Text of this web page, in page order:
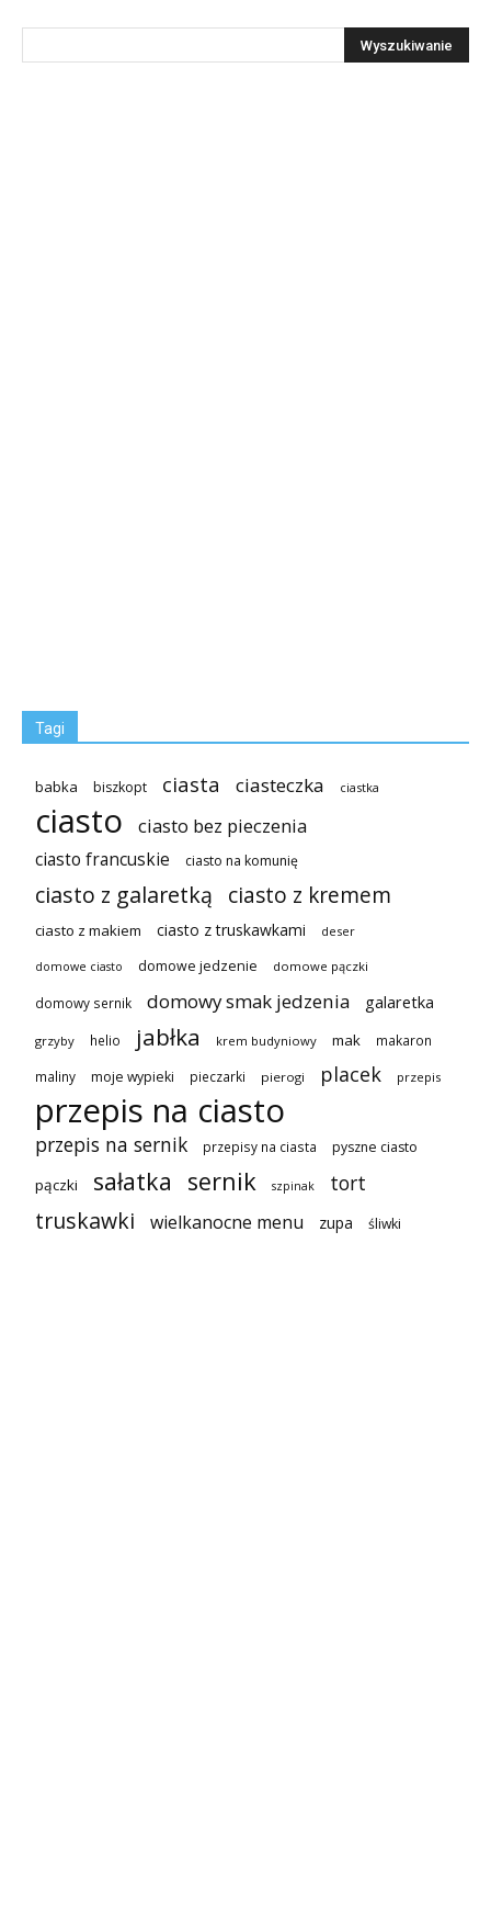
Tagi
babka biszkopt ciasta ciasteczka ciastka
ciasto ciasto bez pieczenia
ciasto francuskie ciasto na komunię
ciasto z galaretką ciasto z kremem
ciasto z makiem ciasto z truskawkami deser
domowe ciasto domowe jedzenie domowe pączki
domowy sernik domowy smak jedzenia galaretka
grzyby helio jabłka krem budyniowy mak makaron
maliny moje wypieki pieczarki pierogi placek przepis
przepis na ciasto
przepis na sernik przepisy na ciasta pyszne ciasto
pączki sałatka sernik szpinak tort
truskawki wielkanocne menu zupa śliwki